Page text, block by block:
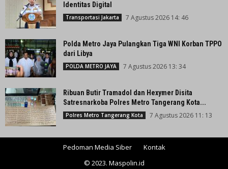
Identitas Digital
Transportasi Jakarta 7 Agustus 2026 14: 46
Polda Metro Jaya Pulangkan Tiga WNI Korban TPPO
dari Libya
POLDA METRO JAYA 7 Agustus 2026 13: 34
Ribuan Butir Tramadol dan Hexymer Disita
Satresnarkoba Polres Metro Tangerang Kota...
Polres Metro Tangerang Kota 7 Agustus 2026 11: 13
Pedoman Media Siber
Kontak
© 2023. Maspolin.id